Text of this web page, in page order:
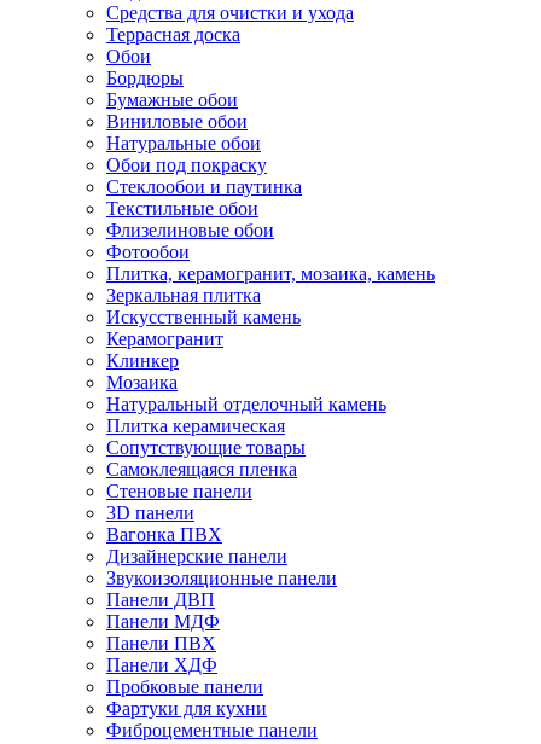
Средства для очистки и ухода
Террасная доска
Обои
Бордюры
Бумажные обои
Виниловые обои
Натуральные обои
Обои под покраску
Стеклообои и паутинка
Текстильные обои
Флизелиновые обои
Фотообои
Плитка, керамогранит, мозаика, камень
Зеркальная плитка
Искусственный камень
Керамогранит
Клинкер
Мозаика
Натуральный отделочный камень
Плитка керамическая
Сопутствующие товары
Самоклеящаяся пленка
Стеновые панели
3D панели
Вагонка ПВХ
Дизайнерские панели
Звукоизоляционные панели
Панели ДВП
Панели МДФ
Панели ПВХ
Панели ХДФ
Пробковые панели
Фартуки для кухни
Фиброцементные панели